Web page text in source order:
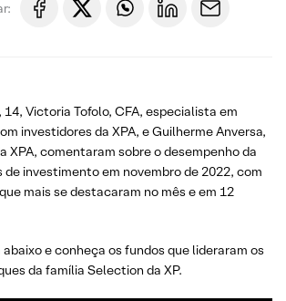
Victoria Tofolo, CFA, especialista em
investidores da XPA, e Guilherme Anversa,
XPA, comentaram sobre o desempenho da
de investimento em novembro de 2022, com
mais se destacaram no mês e em 12
e conheça os fundos que lideraram os
da família Selection da XP.